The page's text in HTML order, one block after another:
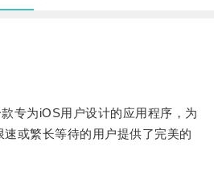
为iOS用户设计的应用程序，为
或繁长等待的用户提供了完美的